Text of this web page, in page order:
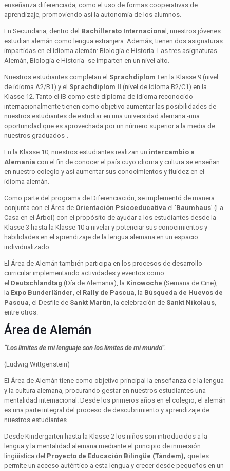
enseñanza diferenciada, como el uso de formas cooperativas de
aprendizaje, promoviendo así la autonomía de los alumnos.
En Secundaria, dentro del Bachillerato Internaciona , nuestros jóvenes
estudian alemán como lengua extranjera. Además, tienen dos asignaturas
impartidas en el idioma alemán: Biología e Historia. Las tres asignaturas -
Alemán, Biología e Historia- se imparten en un nivel alto.
Nuestros estudiantes completan el Sprachdiplom I en la Klasse 9 (nivel
de idioma A2/B1) y el Sprachdiplom II (nivel de idioma B2/C1) en la
Klasse 12. Tanto el IB como este diploma de idioma reconocido
internacionalmente tienen como objetivo aumentar las posibilidades de
nuestros estudiantes de estudiar en una universidad alemana -una
oportunidad que es aprovechada por un número superior a la media de
nuestros graduados-.
En la Klasse 10, nuestros estudiantes realizan un intercambio a
Alemania con el fin de conocer el país cuyo idioma y cultura se enseñan
en nuestro colegio y así aumentar sus conocimientos y fluidez en el
idioma alemán.
Como parte del programa de Diferenciación, se implementó de manera
conjunta con el Área de Orientación Psicoeducativa el ‘Baumhaus’ (La
Casa en el Árbol) con el propósito de ayudar a los estudiantes desde la
Klasse 3 hasta la Klasse 10 a nivelar y potenciar sus conocimientos y
habilidades en el aprendizaje de la lengua alemana en un espacio
individualizado.
El Área de Alemán también participa en los procesos de desarrollo
curricular implementando actividades y eventos como
el Deutschlandtag (Día de Alemania), la Kinowoche (Semana de Cine),
la Expo Bunderländer, el Rally de Pascua, la Búsqueda de Huevos de
Pascua, el Desfile de Sankt Martin, la celebración de Sankt Nikolaus,
entre otros.
Área de Alemán
“Los límites de mi lenguaje son los límites de mi mundo”.
(Ludwig Wittgenstein)
El Área de Alemán tiene como objetivo principal la enseñanza de la lengua
y la cultura alemana, procurando gestar en nuestros estudiantes una
mentalidad internacional. Desde los primeros años en el colegio, el alemán
es una parte integral del proceso de descubrimiento y aprendizaje de
nuestros estudiantes.
Desde Kindergarten hasta la Klasse 2 los niños son introducidos a la
lengua y la mentalidad alemana mediante el principio de inmersión
lingüística del Proyecto de Educación Bilingüe (Tándem), que les
permite un acceso auténtico a esta lengua y crecer desde pequeños en un